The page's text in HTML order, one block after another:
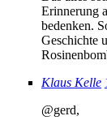
Erinnerung
bedenken.
Geschichte
Klaus Kelle
@gerd,